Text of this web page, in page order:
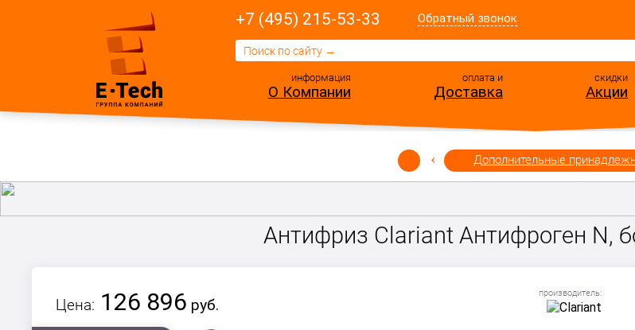
+7 (495) 215-53-33 Обратный звонок
информация
О Компании
оплата и
Доставка
скидки
Акции
Дополнительные
Антифриз Сlariant Антифроген N,
Цена: 126 896 руб.